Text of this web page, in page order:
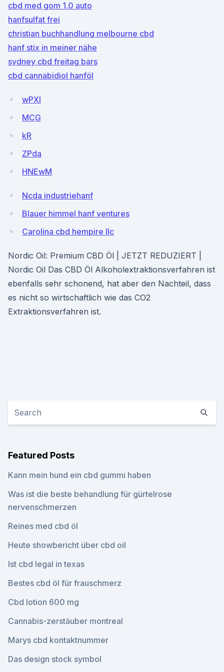
cbd med gom 1.0 auto
hanfsulfat frei
christian buchhandlung melbourne cbd
hanf stix in meiner nähe
sydney cbd freitag bars
cbd cannabidiol hanföl
wPXl
MCG
kR
ZPda
HNEwM
Ncda industriehanf
Blauer himmel hanf ventures
Carolina cbd hempire llc
Nordic Oil: Premium CBD Öl | JETZT REDUZIERT |
Nordic Oil Das CBD Öl Alkoholextraktionsverfahren ist
ebenfalls sehr schonend, hat aber den Nachteil, dass
es nicht so wirtschaftlich wie das CO2
Extraktionsverfahren ist.
Featured Posts
Kann mein hund ein cbd gummi haben
Was ist die beste behandlung für gürtelrose
nervenschmerzen
Reines med cbd öl
Heute showbericht über cbd oil
Ist cbd legal in texas
Bestes cbd öl für frauschmerz
Cbd lotion 600 mg
Cannabis-zerstäuber montreal
Marys cbd kontaktnummer
Das design stock symbol